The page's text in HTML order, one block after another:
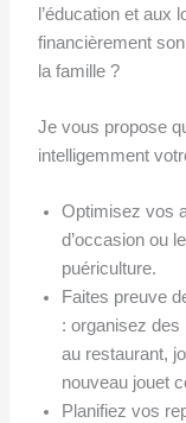
l’éducation et aux
financièrement
la famille ?
Je vous propose
intelligemment
Optimisez vos
d’occasion ou
puériculture.
Faites preuve
: organisez des
au restaurant,
nouveau jouet
Planifiez vos